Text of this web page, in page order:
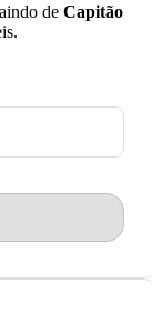
de Capitão